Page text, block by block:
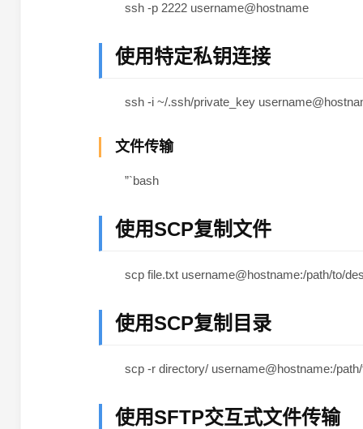
ssh -p 2222 username@hostname
使用特定私钥连接
ssh -i ~/.ssh/private_key
文件传输
”`bash
使用SCP复制文件
scp file.txt username@hostname:/path/to/
使用SCP复制目录
scp -r directory/ username@hostname:/
使用SFTP交互式文件传输